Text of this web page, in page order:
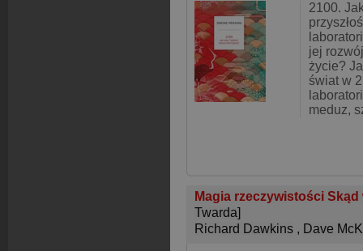
2100.
jej
życie?
świat w
meduz,
Magia rzeczywistości
Twarda]
Richard Dawkins , Dave